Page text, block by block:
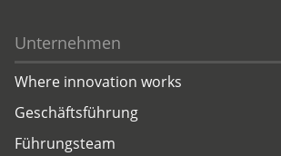
Unternehmen
Where innovation works
Geschäftsführung
Führungsteam